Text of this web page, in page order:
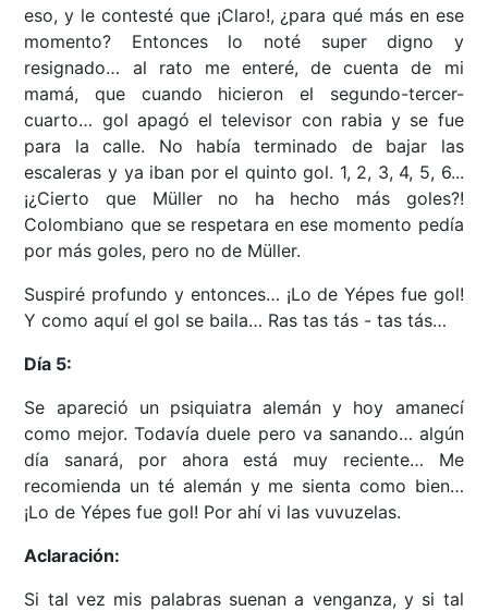
eso, y le contesté que ¡Claro!, ¿para qué más en ese
momento? Entonces lo noté super digno y
resignado… al rato me enteré, de cuenta de mi
mamá, que cuando hicieron el segundo-tercer-
cuarto… gol apagó el televisor con rabia y se fue
para la calle. No había terminado de bajar las
escaleras y ya iban por el quinto gol. 1, 2, 3, 4, 5, 6...
¡¿Cierto que Müller no ha hecho más goles?!
Colombiano que se respetara en ese momento pedía
por más goles, pero no de Müller.
Suspiré profundo y entonces… ¡Lo de Yépes fue gol!
Y como aquí el gol se baila… Ras tas tás - tas tás…
Día 5:
Se apareció un psiquiatra alemán y hoy amanecí
como mejor. Todavía duele pero va sanando… algún
día sanará, por ahora está muy reciente… Me
recomienda un té alemán y me sienta como bien…
¡Lo de Yépes fue gol! Por ahí vi las vuvuzelas.
Aclaración:
Si tal vez mis palabras suenan a venganza, y si tal